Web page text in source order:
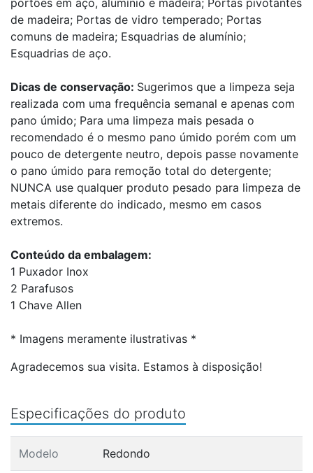
de madeira; Portas de vidro temperado; Portas
comuns de madeira; Esquadrias de alumínio;
Esquadrias de aço.
Dicas de conservação: Sugerimos que a limpeza seja
realizada com uma frequência semanal e apenas com
pano úmido; Para uma limpeza mais pesada o
recomendado é o mesmo pano úmido porém com um
pouco de detergente neutro, depois passe novamente
o pano úmido para remoção total do detergente;
NUNCA use qualquer produto pesado para limpeza de
metais diferente do indicado, mesmo em casos
extremos.
Conteúdo da embalagem:
1 Puxador Inox
2 Parafusos
1 Chave Allen
* Imagens meramente ilustrativas *
Agradecemos sua visita. Estamos à disposição!
Especificações do produto
Modelo Redondo